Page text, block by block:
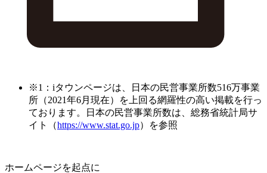
※1：iタウンページは、日本の民営事業所数516万事業
所（2021年6月現在）を上回る網羅性の高い掲載を行っ
ております。日本の民営事業所数は、総務省統計局サ
イト（https://www.stat.go.jp）を参照
ホームページを起点に